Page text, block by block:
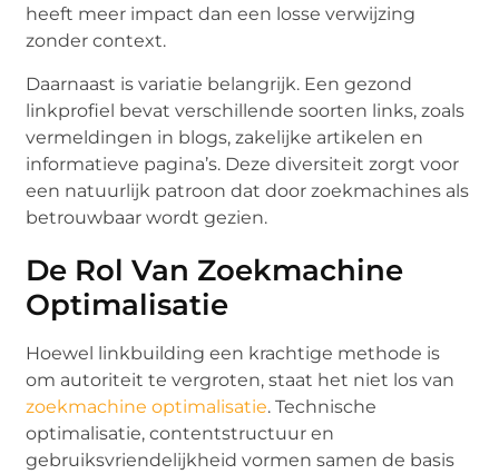
heeft meer impact dan een losse verwijzing
zonder context.
Daarnaast is variatie belangrijk. Een gezond
linkprofiel bevat verschillende soorten links, zoals
vermeldingen in blogs, zakelijke artikelen en
informatieve pagina’s. Deze diversiteit zorgt voor
een natuurlijk patroon dat door zoekmachines als
betrouwbaar wordt gezien.
De Rol Van Zoekmachine
Optimalisatie
Hoewel linkbuilding een krachtige methode is
om autoriteit te vergroten, staat het niet los van
zoekmachine optimalisatie. Technische
optimalisatie, contentstructuur en
gebruiksvriendelijkheid vormen samen de basis